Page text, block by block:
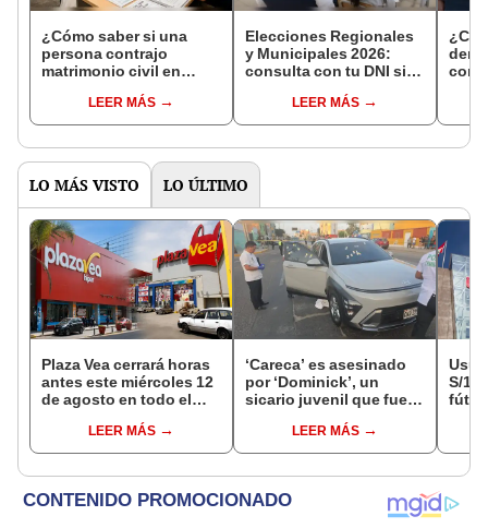
¿Cómo saber si una
persona contrajo
matrimonio civil en
LEER MÁS
Elecciones Regionales
y Municipales 2026:
consulta con tu DNI si
de mesa para este 4 de
octubre en el link oficial
LEER MÁS
con
LO MÁS VISTO LO ÚLTIMO
Plaza Vea cerrará horas
antes este miércoles 12
de agosto en todo el
hasta las 7 p.m.
LEER MÁS
‘Careca’ es asesinado
por ‘Dominick’, un
sicario juvenil que fue
LEER MÁS
S/